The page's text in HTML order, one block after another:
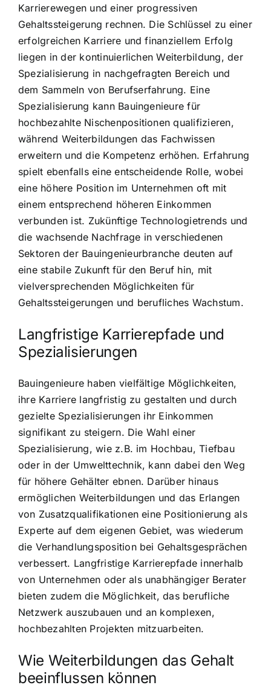
Karrierewegen und einer progressiven
Gehaltssteigerung rechnen. Die Schlüssel zu einer
erfolgreichen Karriere und finanziellem Erfolg
liegen in der kontinuierlichen Weiterbildung, der
Spezialisierung in nachgefragten Bereich und
dem Sammeln von Berufserfahrung. Eine
Spezialisierung kann Bauingenieure für
hochbezahlte Nischenpositionen qualifizieren,
während Weiterbildungen das Fachwissen
erweitern und die Kompetenz erhöhen. Erfahrung
spielt ebenfalls eine entscheidende Rolle, wobei
eine höhere Position im Unternehmen oft mit
einem entsprechend höheren Einkommen
verbunden ist. Zukünftige Technologietrends und
die wachsende Nachfrage in verschiedenen
Sektoren der Bauingenieurbranche deuten auf
eine stabile Zukunft für den Beruf hin, mit
vielversprechenden Möglichkeiten für
Gehaltssteigerungen und berufliches Wachstum.
Langfristige Karrierepfade und
Spezialisierungen
Bauingenieure haben vielfältige Möglichkeiten,
ihre Karriere langfristig zu gestalten und durch
gezielte Spezialisierungen ihr Einkommen
signifikant zu steigern. Die Wahl einer
Spezialisierung, wie z.B. im Hochbau, Tiefbau
oder in der Umwelttechnik, kann dabei den Weg
für höhere Gehälter ebnen. Darüber hinaus
ermöglichen Weiterbildungen und das Erlangen
von Zusatzqualifikationen eine Positionierung als
Experte auf dem eigenen Gebiet, was wiederum
die Verhandlungsposition bei Gehaltsgesprächen
verbessert. Langfristige Karrierepfade innerhalb
von Unternehmen oder als unabhängiger Berater
bieten zudem die Möglichkeit, das berufliche
Netzwerk auszubauen und an komplexen,
hochbezahlten Projekten mitzuarbeiten.
Wie Weiterbildungen das Gehalt
beeinflussen können